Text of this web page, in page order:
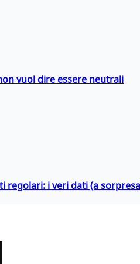
vuol dire essere neutrali
regolari: i veri dati (a